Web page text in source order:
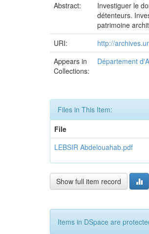
Abstract:
Investiguer le
détenteurs.
patrimoine
URI:
http://
Appears in
Collections:
Département
Files in This Item:
File
LEBSIR Abdelouahab.pdf
Show full item record
Items in DSpace are